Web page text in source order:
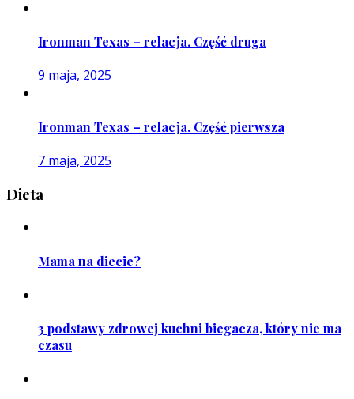
Ironman Texas – relacja. Część druga
9 maja, 2025
Ironman Texas – relacja. Część pierwsza
7 maja, 2025
Dieta
Mama na diecie?
3 podstawy zdrowej kuchni biegacza, który nie ma
czasu